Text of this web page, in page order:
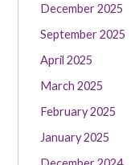
December 2025
September 2025
April 2025
March 2025
February 2025
January 2025